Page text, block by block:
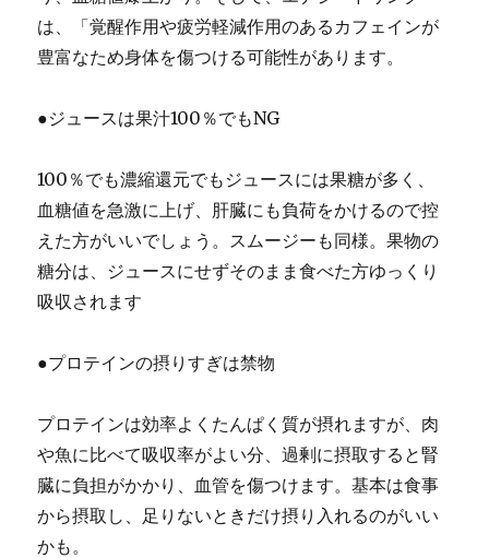
は、「覚醒作用や疲労軽減作用のあるカフェインが
豊富なため身体を傷つける可能性があります。
●ジュースは果汁100％でもNG
100％でも濃縮還元でもジュースには果糖が多く、
血糖値を急激に上げ、肝臓にも負荷をかけるので控
えた方がいいでしょう。スムージーも同様。果物の
糖分は、ジュースにせずそのまま食べた方ゆっくり
吸収されます
●プロテインの摂りすぎは禁物
プロテインは効率よくたんぱく質が摂れますが、肉
や魚に比べて吸収率がよい分、過剰に摂取すると腎
臓に負担がかかり、血管を傷つけます。基本は食事
から摂取し、足りないときだけ摂り入れるのがいい
かも。